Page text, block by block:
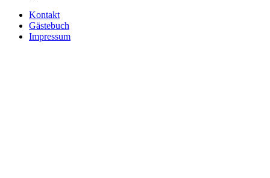
Kontakt
Gästebuch
Impressum